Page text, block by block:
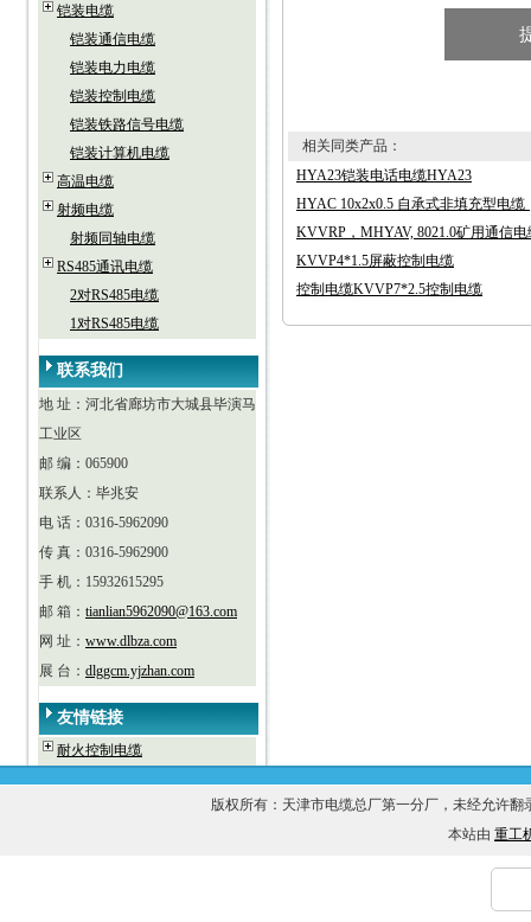
铠装电缆
铠装通信电缆
铠装电力电缆
铠装控制电缆
铠装铁路信号电缆
铠装计算机电缆
高温电缆
射频电缆
射频同轴电缆
RS485通讯电缆
2对RS485电缆
1对RS485电缆
联系我们
地 址：河北省廊坊市大城县毕演马
工业区
邮 编：065900
联系人：毕兆安
电 话：0316-5962090
传 真：0316-5962900
手 机：15932615295
邮 箱： tianlian5962090@163.com
网 址： www.dlbza.com
展 台： dlggcm.yjzhan.com
友情链接
耐火控制电缆
相关同类产品：
HYA23铠装电话电缆HYA23
HYAC 10x2x0.5 自承式非填充型电缆
KVVRP，MHYAV, 8021.0矿用通信电
KVVP4*1.5屏蔽控制电缆
控制电缆KVVP7*2.5控制电缆
版权所有：天津市电缆总厂第一分厂，未经允许
本站由 重工